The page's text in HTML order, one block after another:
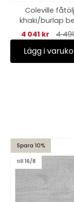
Coleville
khaki/burlap
dyna
4 041 kr 4
Lägg i
Spara 10%
till 16/8